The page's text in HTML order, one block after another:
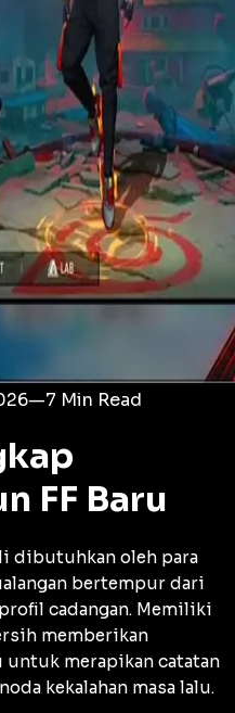
—7 Min Read
FF Baru
dibutuhkan oleh para
bertempur dari
cadangan. Memiliki
memberikan
untuk merapikan catatan
kekalahan masa lalu.